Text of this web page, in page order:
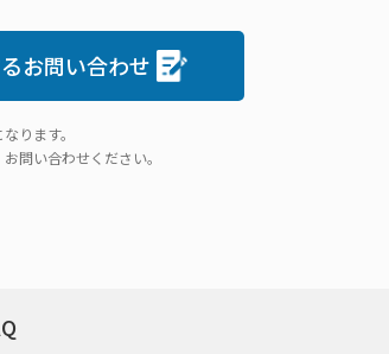
お問い合わせ
ります。
問い合わせください。